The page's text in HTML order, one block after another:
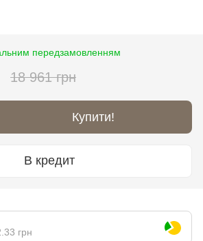
передзамовленням
18 961 грн
Купити!
В кредит
грн